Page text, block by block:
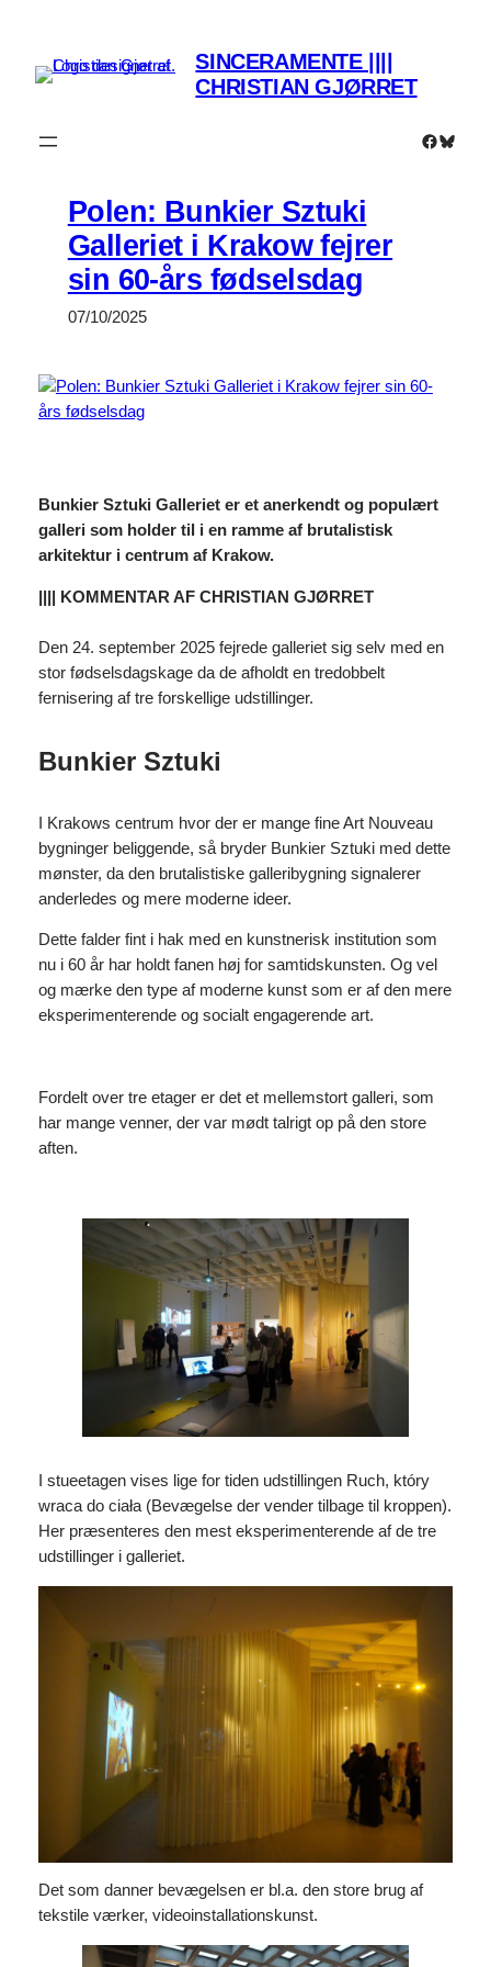
indhold
SINCERAMENTE ||||
CHRISTIAN GJØRRET
Polen: Bunkier Sztuki
Galleriet i Krakow fejrer
sin 60-års fødselsdag
07/10/2025
Bunkier Sztuki Galleriet er et anerkendt og populært
galleri som holder til i en ramme af brutalistisk
arkitektur i centrum af Krakow.
|||| KOMMENTAR AF CHRISTIAN GJØRRET
Den 24. september 2025 fejrede galleriet sig selv med en
stor fødselsdagskage da de afholdt en tredobbelt
fernisering af tre forskellige udstillinger.
Bunkier Sztuki
I Krakows centrum hvor der er mange fine Art Nouveau
bygninger beliggende, så bryder Bunkier Sztuki med dette
mønster, da den brutalistiske galleribygning signalerer
anderledes og mere moderne ideer.
Dette falder fint i hak med en kunstnerisk institution som
nu i 60 år har holdt fanen høj for samtidskunsten. Og vel
og mærke den type af moderne kunst som er af den mere
eksperimenterende og socialt engagerende art.
Fordelt over tre etager er det et mellemstort galleri, som
har mange venner, der var mødt talrigt op på den store
aften.
I stueetagen vises lige for tiden udstillingen Ruch, który
wraca do ciała (Bevægelse der vender tilbage til kroppen).
Her præsenteres den mest eksperimenterende af de tre
udstillinger i galleriet.
Det som danner bevægelsen er bl.a. den store brug af
tekstile værker, videoinstallationskunst.